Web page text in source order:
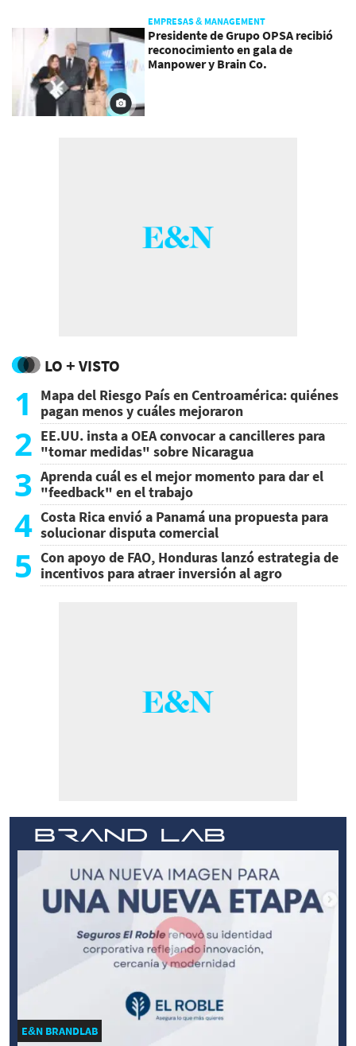
EMPRESAS & MANAGEMENT
Presidente de Grupo OPSA recibió
reconocimiento en gala de
Manpower y Brain Co.
LO + VISTO
1
Mapa del Riesgo País en Centroamérica: quiénes
pagan menos y cuáles mejoraron
2 EE.UU. insta a OEA convocar a cancilleres para
"tomar medidas" sobre Nicaragua
3 Aprenda cuál es el mejor momento para dar el
"feedback" en el trabajo
4 Costa Rica envió a Panamá una propuesta para
solucionar disputa comercial
5 Con apoyo de FAO, Honduras lanzó estrategia de
incentivos para atraer inversión al agro
E&N BRANDLAB